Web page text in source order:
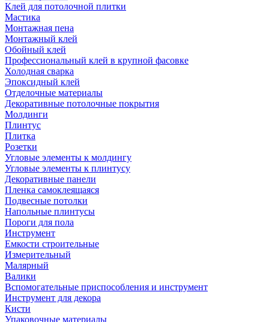
Клей для потолочной плитки
Мастика
Монтажная пена
Монтажный клей
Обойный клей
Профессиональный клей в крупной фасовке
Холодная сварка
Эпоксидный клей
Отделочные материалы
Декоративные потолочные покрытия
Молдинги
Плинтус
Плитка
Розетки
Угловые элементы к молдингу
Угловые элементы к плинтусу
Декоративные панели
Пленка самоклеящаяся
Подвесные потолки
Напольные плинтусы
Пороги для пола
Инструмент
Емкости строительные
Измерительный
Малярный
Валики
Вспомогательные приспособления и инструмент
Инструмент для декора
Кисти
Упаковочные материалы